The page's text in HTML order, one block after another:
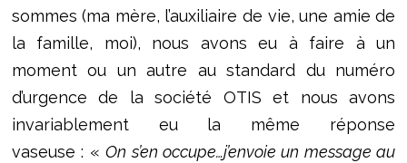
sommes (ma mère, l’auxiliaire de vie, une amie de
la famille, moi), nous avons eu à faire à un
moment ou un autre au standard du numéro
d’urgence de la société OTIS et nous avons
invariablement eu la même réponse
vaseuse : «On s’en occupe…j’envoie un message au